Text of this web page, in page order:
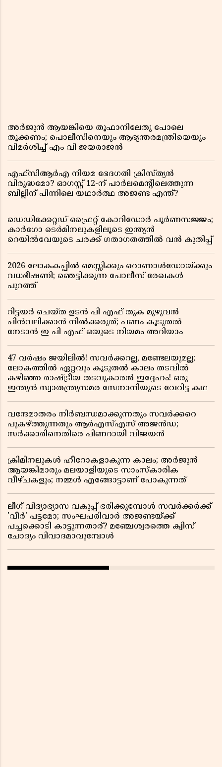
അർജുൻ ആയങ്കിയെ തൂഫാനിലേതു പോലെ
തൂക്കണം; പൊലീസിനെയും ആഭ്യന്തരമന്ത്രിയെയും
വിമർശിച്ച് എം വി ജയരാജൻ
എഫ്സിആർഎ നിയമ ഭേദഗതി ക്രിസ്ത്യൻ
വിരുദ്ധമോ? ഓഗസ്റ്റ് 12-ന് പാർലമെന്റിലെത്തുന്ന
ബില്ലിന് പിന്നിലെ യഥാർത്ഥ അജണ്ട എന്ത്?
ഡെഡിക്കേറ്റഡ് ഫ്രൈറ്റ് കോറിഡോർ പൂർണസജ്ജം;
കാർഗോ ടെർമിനലുകളിലൂടെ ഇന്ത്യൻ
റെയിൽവേയുടെ ചരക്ക് ഗതാഗതത്തിൽ വൻ കുതിപ്പ്
2026 ലോകകപ്പിൽ മെസ്സിക്കും റൊണാൾഡോയ്ക്കും
വധഭീഷണി; ഞെട്ടിക്കുന്ന പോലീസ് രേഖകൾ
പുറത്ത്
റിട്ടയർ ചെയ്ത ഉടൻ പി എഫ് തുക മുഴുവൻ
പിൻവലിക്കാൻ നിൽക്കരുത്; പണം കൂടുതൽ
നേടാൻ ഇ പി എഫ് ഒയുടെ നിയമം അറിയാം
47 വർഷം ജയിലിൽ! സവർക്കറല്ല, മണ്ടേലയുമല്ല;
ലോകത്തിൽ ഏറ്റവും കൂടുതൽ കാലം തടവിൽ
കഴിഞ്ഞ രാഷ്ട്രീയ തടവുകാരൻ ഇദ്ദേഹം! ഒരു
ഇന്ത്യൻ സ്വാതന്ത്ര്യസമര സേനാനിയുടെ വേറിട്ട കഥ
വന്ദേമാതരം നിർബന്ധമാക്കുന്നതും സവർക്കറെ
പുകഴ്ത്തുന്നതും ആർഎസ്എസ് അജൻഡ;
സർക്കാരിനെതിരെ പിണറായി വിജയൻ
ക്രിമിനലുകൾ ഹീറോകളാകുന്ന കാലം; അർജുൻ
ആയങ്കിമാരും മലയാളിയുടെ സാംസ്കാരിക
വീഴ്ചകളും; നമ്മൾ എങ്ങോട്ടാണ് പോകുന്നത്
ലീഗ് വിദ്യാഭ്യാസ വകുപ്പ് ഭരിക്കുമ്പോൾ സവർക്കർക്ക്
'വീർ' പട്ടമോ; സംഘപരിവാർ അജണ്ടയ്ക്ക്
പച്ചക്കൊടി കാട്ടുന്നതാര്? മഞ്ചേശ്വരത്തെ ക്വിസ്
ചോദ്യം വിവാദമാവുമ്പോൾ